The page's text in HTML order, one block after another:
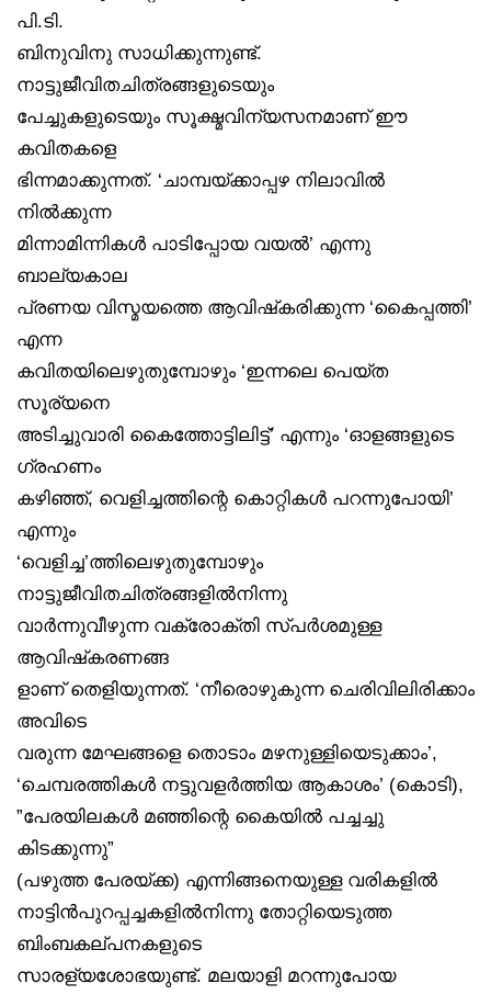
പി.ടി.
ബിനുവിനു സാധിക്കുന്നുണ്ട്.
നാട്ടുജീവിതചിത്രങ്ങളുടെയും
പേച്ചുകളുടെയും സൂക്ഷ്മവിന്യസനമാണ് ഈ
കവിതകളെ
ഭിന്നമാക്കുന്നത്. ‘ചാമ്പയ്ക്കാപ്പഴ നിലാവിൽ
നിൽക്കുന്ന
മിന്നാമിന്നികൾ പാടിപ്പോയ വയൽ’ എന്നു
ബാല്യകാല
പ്രണയ വിസ്മയത്തെ ആവിഷ്‌കരിക്കുന്ന ‘കൈപ്പത്തി’
എന്ന
കവിതയിലെഴുതുമ്പോഴും ‘ഇന്നലെ പെയ്ത
സൂര്യനെ
അടിച്ചുവാരി കൈത്തോട്ടിലിട്ട്’ എന്നും ‘ഓളങ്ങളുടെ
ഗ്രഹണം
കഴിഞ്ഞ്, വെളിച്ചത്തിന്റെ കൊറ്റികൾ പറന്നുപോയി’
എന്നും
‘വെളിച്ച’ത്തിലെഴുതുമ്പോഴും
നാട്ടുജീവിതചിത്രങ്ങളിൽനിന്നു
വാർന്നുവീഴുന്ന വക്രോക്തി സ്പർശമുള്ള
ആവിഷ്‌കരണങ്ങ
ളാണ് തെളിയുന്നത്. ‘നീരൊഴുകുന്ന ചെരിവിലിരിക്കാം
അവിടെ
വരുന്ന മേഘങ്ങളെ തൊടാം മഴനുള്ളിയെടുക്കാം’,
‘ചെമ്പരത്തികൾ നട്ടുവളർത്തിയ ആകാശം’ (കൊടി),
”പേരയിലകൾ മഞ്ഞിന്റെ കൈയിൽ പച്ചച്ചു
കിടക്കുന്നു”
(പഴുത്ത പേരയ്ക്ക) എന്നിങ്ങനെയുള്ള വരികളിൽ
നാട്ടിൻപുറപ്പച്ചകളിൽനിന്നു തോറ്റിയെടുത്ത
ബിംബകല്പനകളുടെ
സാരള്യശോഭയുണ്ട്. മലയാളി മറന്നുപോയ